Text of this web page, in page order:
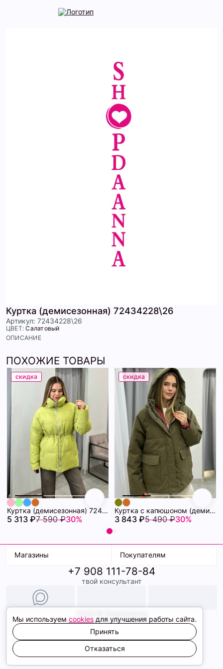
Куртка (демисезонная) 72434228\26
Артикул: 72434228\26
ЦВЕТ:Салатовый
ОПИСАНИЕ
ПОХОЖИЕ ТОВАРЫ
скидка
Куртка (демисезонная) 72462280\26
5 313 ₽7 590 ₽30%
скидка
Куртка с капюшоном (демисезонная) 72462086\434
3 843 ₽5 490 ₽30%
Магазины
ТК Терминал
ТРК Континент
Покупателям
Доставка
Условия оплаты
Образы
+7 908 111-78-84
твой консультант
Политика конфиденциальности
Соглашение cookie
Сайт создали
Мы используем cookies для улучшения работы сайта.
Принять
Отказаться